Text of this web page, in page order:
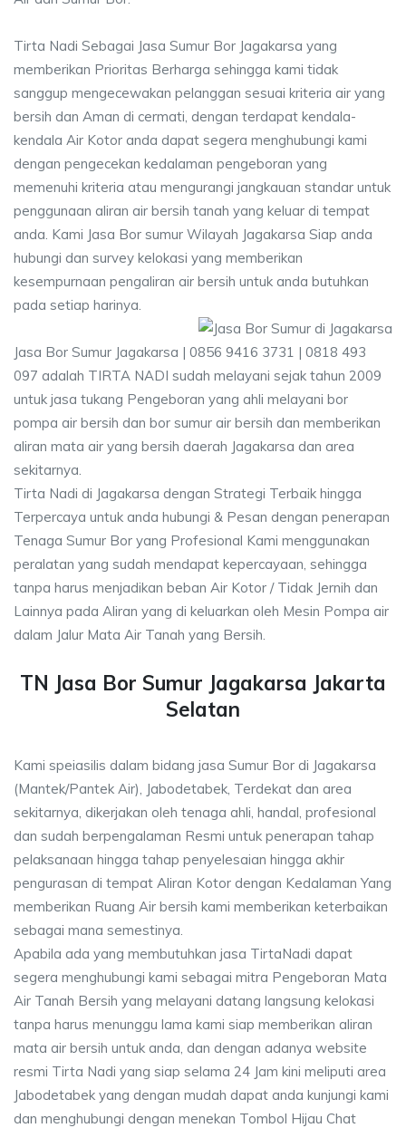
Tirta Nadi Sebagai Jasa Sumur Bor Jagakarsa yang
memberikan Prioritas Berharga sehingga kami tidak
sanggup mengecewakan pelanggan sesuai kriteria air yang
bersih dan Aman di cermati, dengan terdapat kendala-
kendala Air Kotor anda dapat segera menghubungi kami
dengan pengecekan kedalaman pengeboran yang
memenuhi kriteria atau mengurangi jangkauan standar untuk
penggunaan aliran air bersih tanah yang keluar di tempat
anda. Kami Jasa Bor sumur Wilayah Jagakarsa Siap anda
hubungi dan survey kelokasi yang memberikan
kesempurnaan pengaliran air bersih untuk anda butuhkan
pada setiap harinya.
Jasa Bor Sumur Jagakarsa | 0856 9416 3731 | 0818 493
097 adalah TIRTA NADI sudah melayani sejak tahun 2009
untuk jasa tukang Pengeboran yang ahli melayani bor
pompa air bersih dan bor sumur air bersih dan memberikan
aliran mata air yang bersih daerah Jagakarsa dan area
sekitarnya.
Tirta Nadi di Jagakarsa dengan Strategi Terbaik hingga
Terpercaya untuk anda hubungi & Pesan dengan penerapan
Tenaga Sumur Bor yang Profesional Kami menggunakan
peralatan yang sudah mendapat kepercayaan, sehingga
tanpa harus menjadikan beban Air Kotor / Tidak Jernih dan
Lainnya pada Aliran yang di keluarkan oleh Mesin Pompa air
dalam Jalur Mata Air Tanah yang Bersih.
TN Jasa Bor Sumur Jagakarsa Jakarta
Selatan
Kami speiasilis dalam bidang jasa Sumur Bor di Jagakarsa
(Mantek/Pantek Air), Jabodetabek, Terdekat dan area
sekitarnya, dikerjakan oleh tenaga ahli, handal, profesional
dan sudah berpengalaman Resmi untuk penerapan tahap
pelaksanaan hingga tahap penyelesaian hingga akhir
pengurasan di tempat Aliran Kotor dengan Kedalaman Yang
memberikan Ruang Air bersih kami memberikan keterbaikan
sebagai mana semestinya.
Apabila ada yang membutuhkan jasa TirtaNadi dapat
segera menghubungi kami sebagai mitra Pengeboran Mata
Air Tanah Bersih yang melayani datang langsung kelokasi
tanpa harus menunggu lama kami siap memberikan aliran
mata air bersih untuk anda, dan dengan adanya website
resmi Tirta Nadi yang siap selama 24 Jam kini meliputi area
Jabodetabek yang dengan mudah dapat anda kunjungi kami
dan menghubungi dengan menekan Tombol Hijau Chat